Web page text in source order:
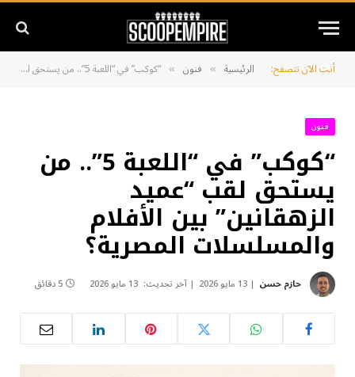
أنت الآن تتصفح: الرئيسية » فنون » “كوكب” في “اللعبة 5”.. من يستحق لقب “عميد الزهقانين” بين الأفلام والمسلسلات المصرية؟
فنون
“كوكب” في “اللعبة 5”.. من
يستحق لقب “عميد
الزهقانين” بين الأفلام
والمسلسلات المصرية؟
حازم حسن 13 مايو 2026 آخر تحديث: 13 مايو 2026 5 دقائق